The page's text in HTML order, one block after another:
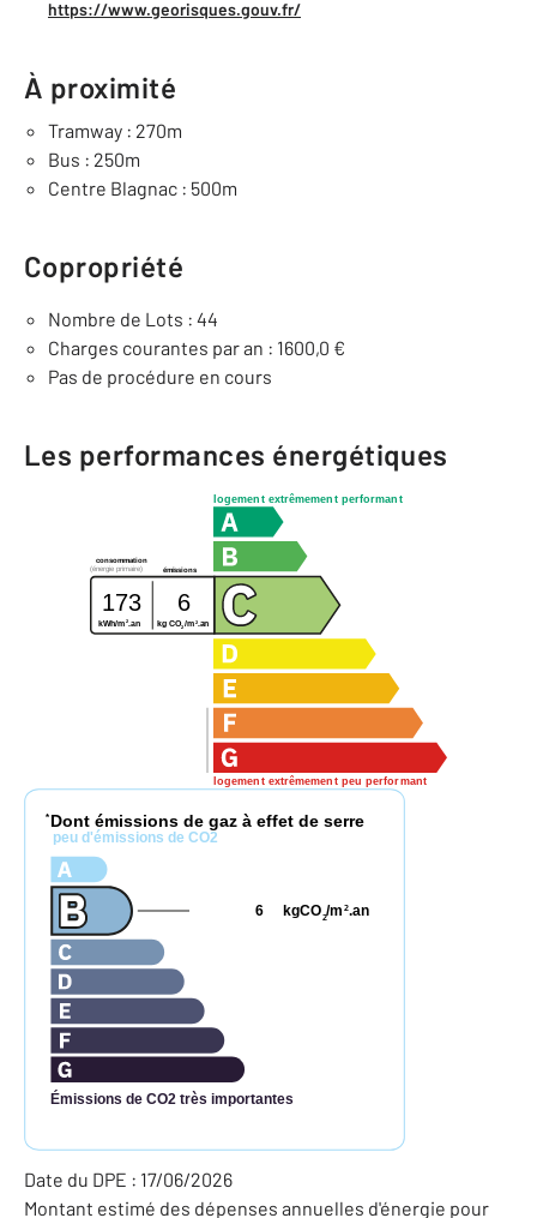
https://www.georisques.gouv.fr/
À proximité
Tramway : 270m
Bus : 250m
Centre Blagnac : 500m
Copropriété
Nombre de Lots : 44
Charges courantes par an : 1600,0 €
Pas de procédure en cours
Les performances énergétiques
logement extrêmement performant
logement extrêmement peu performant
consommation
émissions
(énergie primaire)
173 6
kWh/m 2 .an kg CO2/m2.an
* Dont émissions de gaz à effet de serre
peu d'émissions de CO2
Émissions de CO2 très importantes
kgCO2/m 2.an
6
Date du DPE : 17/06/2026
Montant estimé des dépenses annuelles d'énergie pour